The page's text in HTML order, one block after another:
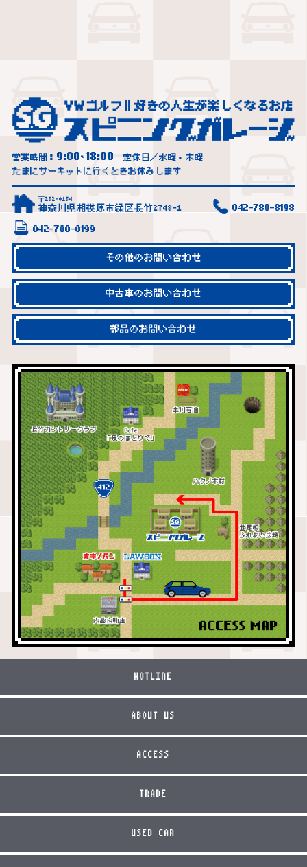
営業時間： 9:00~18:00
定休日／水曜・木曜
たまにサーキットに行くときお休みします
〒252-0154
神奈川県相模原市緑区長竹2748-1 042-780-8198
042-780-8199
その他のお問い合わせ
中古車のお問い合わせ
部品のお問い合わせ
HOTLINE
ABOUT US
ACCESS
TRADE
USED CAR